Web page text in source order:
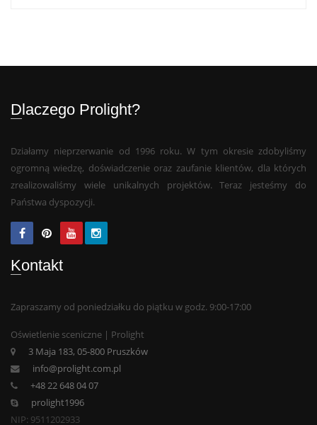
Dlaczego Prolight?
Działamy nieprzerwanie od 1996 roku. W tym okresie zdobyliśmy
ogromną wiedzę, doświadczenie oraz zaufanie klientów, dla których
zrealizowaliśmy wiele unikalnych projektów. Teraz jesteśmy do
Państwa dyspozycji.
Kontakt
Zapraszamy od poniedziałku do piątku w godz. 9:00-17:00
Oświetlenie sceniczne | Prolight
3 Maja 183, 05-800 Pruszków
info@prolight.com.pl
+48 22 648 04 07
prolight1996
NIP: 9511202933